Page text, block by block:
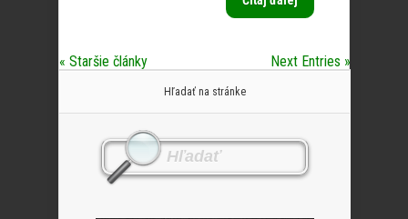
« Staršie články Next Entries »
Hľadať na stránke